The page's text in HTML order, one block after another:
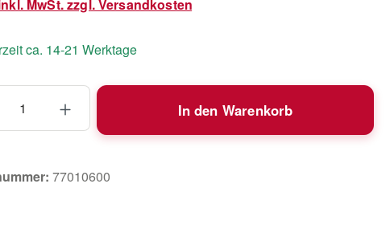
MwSt. zzgl. Versandkosten
ca. 14-21 Werktage
Anzahl: Gib den gewünschten Wert
In den Warenkorb
77010600